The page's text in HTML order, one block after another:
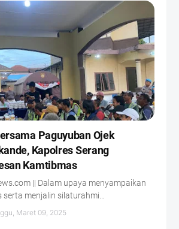
Paguyuban Ojek
Kapolres Serang
Kamtibmas
|| Dalam upaya menyampaikan
menjalin silaturahmi…
Maret 09, 2025